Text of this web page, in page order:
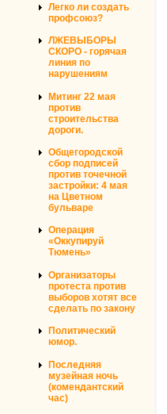
Легко ли создать
профсоюз?
ЛЖЕВЫБОРЫ
СКОРО - горячая
линия по
нарушениям
Митинг 22 мая
против
строительства
дороги.
Общегородской
сбор подписей
против точечной
застройки: 4 мая
на Цветном
бульваре
Операция
«Оккупируй
Тюмень»
Организаторы
протеста против
выборов хотят все
сделать по закону
Политический
юмор.
Последняя
музейная ночь
(комендантский
час)